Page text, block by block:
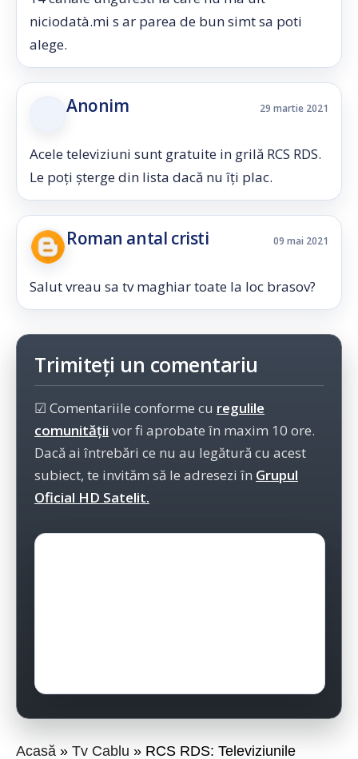
niciodatà.mi s ar parea de bun simt sa poti
alege.
Anonim 29 martie 2021
Acele televiziuni sunt gratuite in grilă RCS RDS.
Le poți șterge din lista dacă nu îți plac.
Roman antal cristi 09 mai 2021
Salut vreau sa tv maghiar toate la loc brasov?
Trimiteți un comentariu
☑ Comentariile conforme cu regulile
comunității vor fi aprobate în maxim 10 ore.
Dacă ai întrebări ce nu au legătură cu acest
subiect, te invităm să le adresezi în Grupul
Oficial HD Satelit.
Acasă Tv Cablu RCS RDS: Televiziunile